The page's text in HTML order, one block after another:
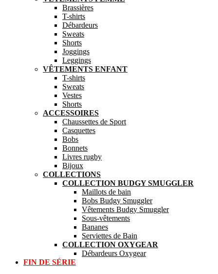
Brassières
T-shirts
Débardeurs
Sweats
Shorts
Joggings
Leggings
VÊTEMENTS ENFANT
T-shirts
Sweats
Vestes
Shorts
ACCESSOIRES
Chaussettes de Sport
Casquettes
Bobs
Bonnets
Livres rugby
Bijoux
COLLECTIONS
COLLECTION BUDGY SMUGGLER
Maillots de bain
Bobs Budgy Smuggler
Vêtements Budgy Smuggler
Sous-vêtements
Bananes
Serviettes de Bain
COLLECTION OXYGEAR
Débardeurs Oxygear
FIN DE SÉRIE